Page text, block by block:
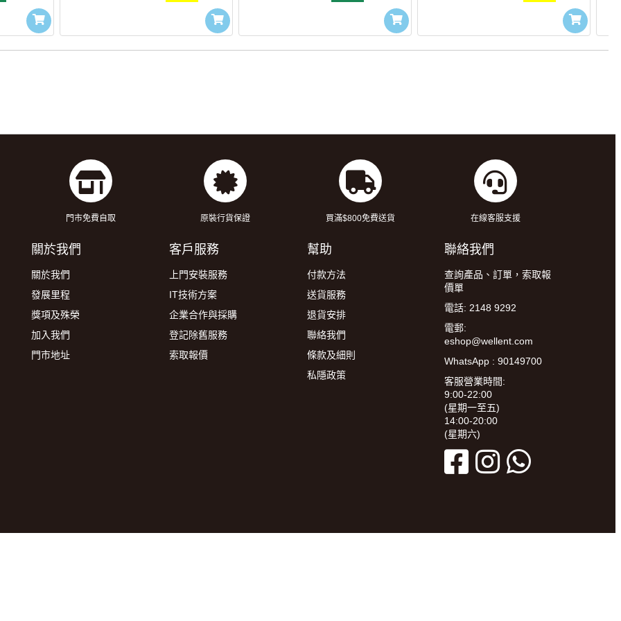
門市免費自取 原裝行貨保證 買滿$800免費送貨 在線客服支援
關於我們
關於我們
發展里程
獎項及殊榮
加入我們
門市地址
客戶服務
上門安裝服務
IT技術方案
企業合作與採購
登記除舊服務
索取報價
幫助
付款方法
送貨服務
退貨安排
聯絡我們
條款及細則
私隱政策
聯絡我們
查詢產品、訂單，索取報
價單
電話: 2148 9292
電郵:
eshop@wellent.com
WhatsApp : 90149700
客服營業時間:
9:00-22:00
(星期一至五)
14:00-20:00
(星期六)